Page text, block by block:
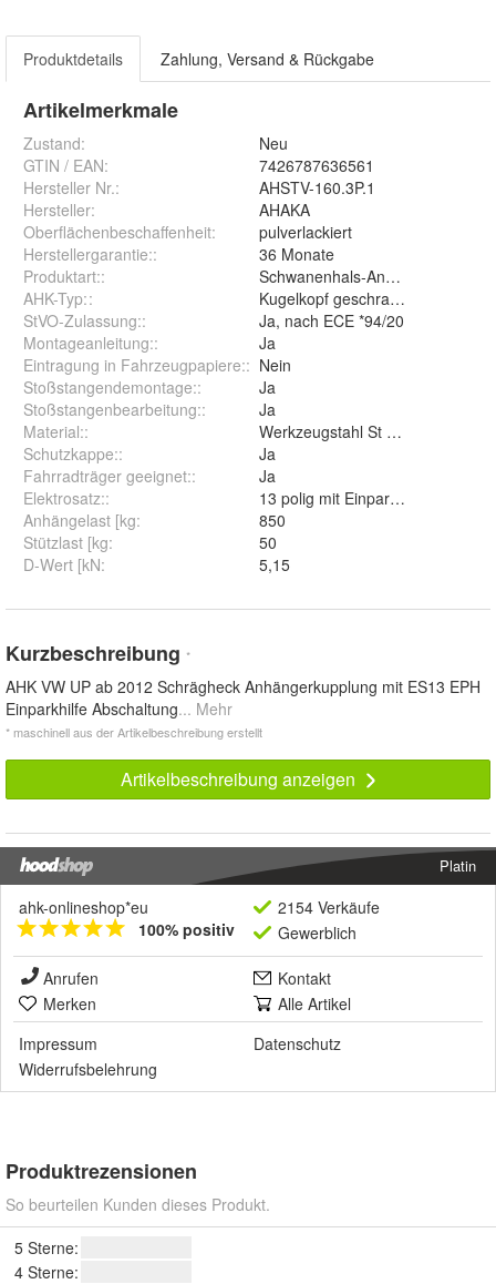
Produktdetails Zahlung, Versand & Rückgabe
Artikelmerkmale
Zustand:
Neu
GTIN / EAN:
7426787636561
Hersteller Nr.:
AHSTV-160.3P.1
Hersteller:
AHAKA
Oberflächenbeschaffenheit:
pulverlackiert
Herstellergarantie::
36 Monate
Produktart::
Schwanenhals-Anhängerkupplun
AHK-Typ::
Kugelkopf geschraubt (starr)
StVO-Zulassung::
Ja, nach ECE *94/20
Montageanleitung::
Ja
Eintragung in Fahrzeugpapiere:: Nein
Stoßstangendemontage::
Ja
Stoßstangenbearbeitung::
Ja
Material::
Werkzeugstahl St 52-3
Schutzkappe::
Ja
Fahrradträger geeignet::
Ja
Elektrosatz::
13 polig mit Einparkhilfe
Anhängelast [kg:
850
Stützlast [kg:
50
D-Wert [kN: 5,15
Kurzbeschreibung *
AHK VW UP ab 2012 Schrägheck Anhängerkupplung mit ES13 EPH
Einparkhilfe Abschaltung... Mehr
* maschinell aus der Artikelbeschreibung erstellt
Artikelbeschreibung anzeigen
Platin
ahk-onlineshop*eu
100% positiv
2154 Verkäufe
Gewerblich
Anrufen
Kontakt
Merken
Alle Artikel
Impressum
Datenschutz
Widerrufsbelehrung
Produktrezensionen
So beurteilen Kunden dieses Produkt.
5 Sterne:
4 Sterne: